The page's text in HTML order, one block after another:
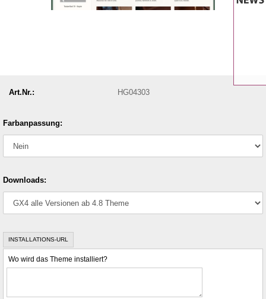
Art.Nr.: HG04303
Farbanpassung:
Downloads:
INSTALLATIONS-URL
Wo wird das Theme installiert?